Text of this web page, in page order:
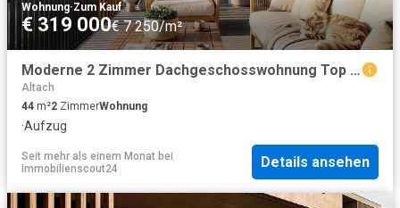
Wohnung·Zum Kauf
€ 319 000€ 7 250/m²
Moderne 2 Zimmer Dachgeschosswohnung Top A10
Altach
44 m²2 ZimmerWohnung
·Aufzug
Seit mehr als einem Monat bei
Immobilienscout24
Details ansehen